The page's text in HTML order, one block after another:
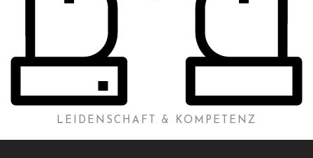
LEIDENSCHAFT & KOMPETENZ